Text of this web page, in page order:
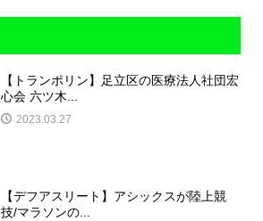
​【トランポリン】足立区の医療法人社団宏
心会 六ツ木...
2023.03.27
​【デフアスリート】アシックスが陸上競
技/マラソンの...